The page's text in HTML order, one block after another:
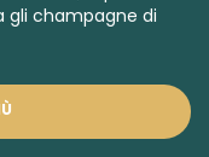
gli champagne di